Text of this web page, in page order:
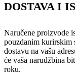
DOSTAVA I
Naručene proizvode
pouzdanim kurirskim
dostavu na vašu
će vaša narudžbina
roku.